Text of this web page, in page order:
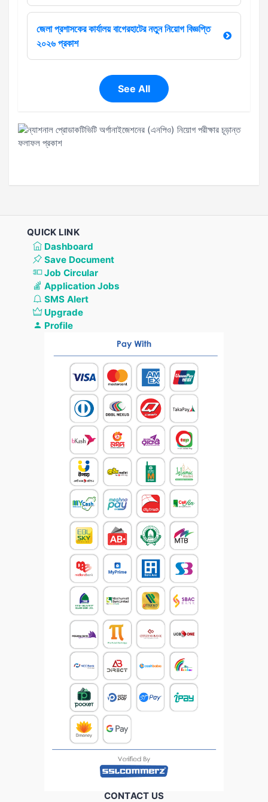
জেলা প্রশাসকের কার্যালয় বাগেরহাটের নতুন নিয়োগ বিজ্ঞপ্তি
২০২৬ প্রকাশ
See All
QUICK LINK
Dashboard
Save Document
Job Circular
Application Jobs
SMS Alert
Upgrade
Profile
CONTACT US